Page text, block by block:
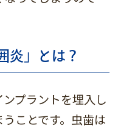
炎」とは？
プラントを埋入し
ことです。虫歯は